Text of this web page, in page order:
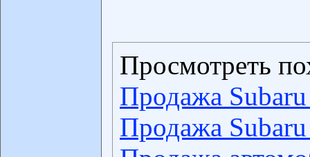
Просмотреть
Продажа
Продажа